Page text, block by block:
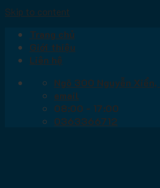
Skip to content
Trang chủ
Giới thiệu
Liên hệ
Ngõ 300 Nguyễn Xiển,
email
08:00 - 17:00
0363366712